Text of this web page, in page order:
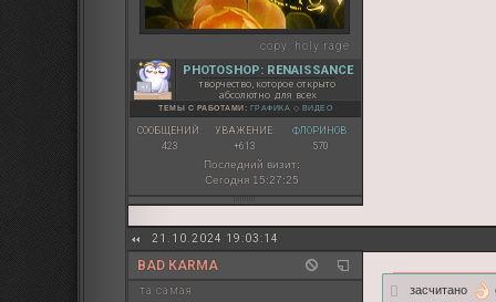
copy: holy rage
PHOTOSHOP: RENAISSANCE
творчество, которое открыто
абсолютно для всех
ТЕМЫ С РАБОТАМИ: ГРАФИКА ◇ ВИДЕО
СООБЩЕНИЙ:
423
УВАЖЕНИЕ:
+613
ФЛОРИНОВ:
570
Последний визит:
Сегодня 15:27:25
21.10.2024 19:03:14
BAD КARMA
та самая засчитано